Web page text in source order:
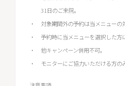
31日のご来院。
対象期間外の予約は当メニューの
予約時に当メニューを選択した方
他キャンペーン併用不可。
モニターにご協力いただける方の